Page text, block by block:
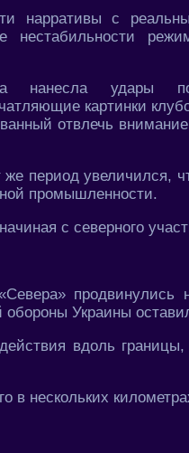
нарративы с
нестабильности
нанесла удары по
картинки
отвлечь
период увеличился,
промышленности.
с северного
продвинулись
Украины
вдоль
в нескольких